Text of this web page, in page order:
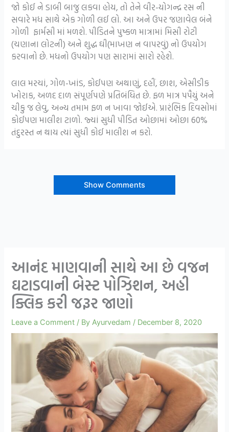
જો કોઈ ને ડાબી બાજુ લકવા હોય, તો તેને વીર-યોગન્દ્ર રસ ની
સવારે મધ સાથે એક ગોળી લઈ લો. આ અને ઉપર જણાવેલ બંને
ગોળી ફાર્મસી માં મળશે. પીડિતને પુષ્કળ માત્રામાં મિસી રોટી
(ચણાના લોટની) અને શુદ્ધ ઘી(માખણ ન વાપરવું) નો ઉપયોગ
કરવાનો છે. મધનો ઉપયોગ પણ સારામાં સારો રહેશે.
લાલ મરચાં, ગોળ-ખાંડ, કોઈપણ અથાણું, દહીં, છાશ, એસીડીક
ખોરાક, અળદ દાળ સંપૂર્ણપણે પ્રતિબંધિત છે. ફળ માત્ર પપૈયું અને
ચીકુ જ લેવુ, અન્ય તમામ ફળ ન ખાવા જોઈએ. પ્રારંભિક દિવસોમાં
કોઈપણ માલીશ ટાળો. જ્યાં સુધી પીડિત ઓછામાં ઓછા 60%
તંદુરસ્ત ન થાય ત્યાં સુધી કોઈ માલીશ ન કરો.
Show Comments
આનંદ માણવાની સાથે આ છે વજન
ઘટાડવાની બેસ્ટ પોઝિશન, અહી
ક્લિક કરી જરૂર જાણો
Leave a Comment / ByAyurvedam / December 8, 2020